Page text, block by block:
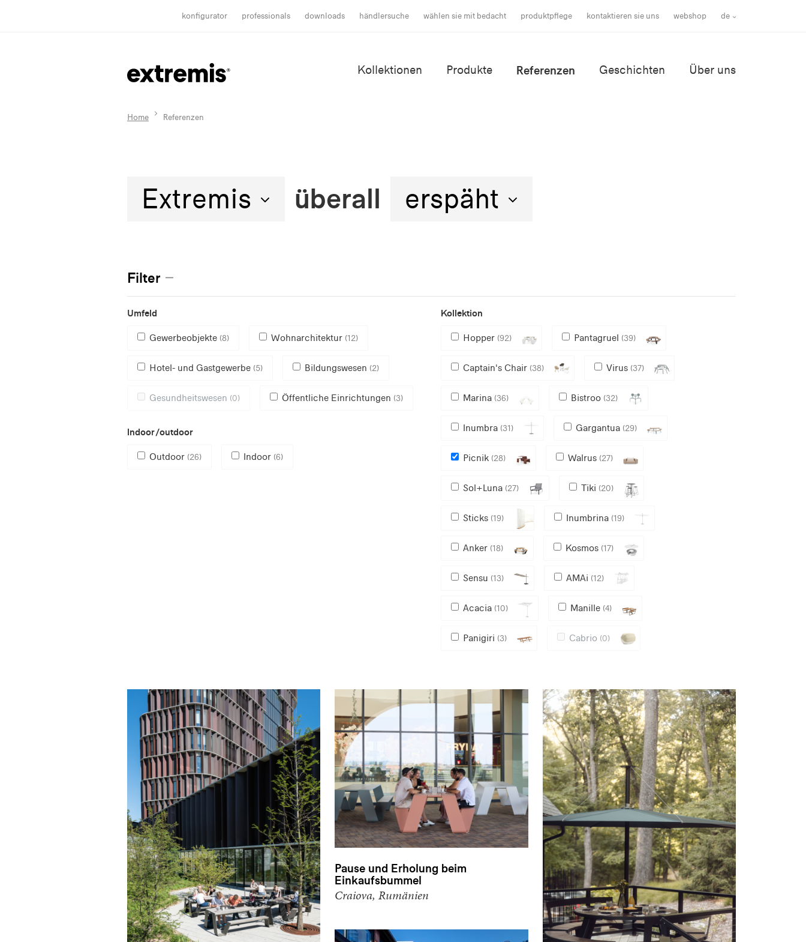
konfigurator professionals downloads händlersuche wählen sie mit bedacht produktpflege kontaktieren sie uns webshop de
Kollektionen Produkte Referenzen Geschichten Über uns
Home Referenzen
Extremis überall erspäht
Filter
Umfeld
Gewerbeobjekte (8) Wohnarchitektur (12)
Hotel- und Gastgewerbe (5) Bildungswesen (2)
Gesundheitswesen (0) Öffentliche Einrichtungen (3)
Indoor/outdoor
Outdoor (26) Indoor (6)
Kollektion
Hopper (92) Pantagruel (39)
Captain's Chair (38) Virus (37)
Marina (36) Bistroo (32)
Inumbra (31) Gargantua (29)
Picnik (28) Walrus (27)
Sol+Luna (27) Tiki (20)
Sticks (19) Inumbrina (19)
Anker (18) Kosmos (17)
Sensu (13) AMAi (12)
Acacia (10) Manille (4)
Panigiri (3) Cabrio (0)
Pause und Erholung beim
Einkaufsbummel
Craiova, Rumänien